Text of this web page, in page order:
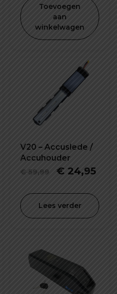
was:
€ 39,99.
is:
€
Toevoegen
aan
winkelwagen
V20 – Accuslede /
Accuhouder
€59,99
was:
€ 59,99.
€ 24,95
is:
€
Lees verder